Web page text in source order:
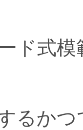
ド式模
るか